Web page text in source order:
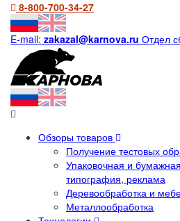
8-800-700-34-27
E-mail: zakazal@karnova.ru Отдел
Обзоры товаров
Получение тестовых
Упаковочная и
типография, реклама
Деревообработка и
Металлообработка